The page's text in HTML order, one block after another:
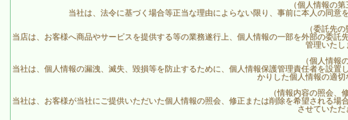
（個人情報の第
当社は、法令に基づく場合等正当な理由によらない限り、事前に本人の同意
（委託先の
当店は、お客様へ商品やサービスを提供する等の業務遂行上、個人情報の一部を外部の委
管理いたし
（個人情報
当社は、個人情報の漏洩、滅失、毀損等を防止するために、個人情報保護管理責任者を設
かりした個人情報の適切
（情報内容の照会、
当社は、お客様が当社にご提供いただいた個人情報の照会、修正または削除を希望される
させていただ